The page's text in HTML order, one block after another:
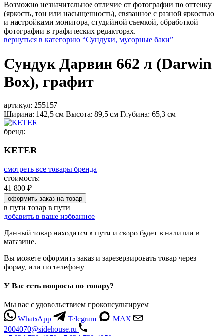
Возможно незначительное отличие от фотографии по оттенку
(яркость, тон или насыщенность), связанное с разной яркостью
и настройками монитора, студийной съемкой, обработкой
фотографии в графических редакторах.
вернуться в категорию “Сундуки, мусорные баки”
Сундук Дарвин 662 л (Darwin
Box), графит
артикул: 255157
Ширина: 142,5 см Высота: 89,5 см Глубина: 65,3 см
бренд:
KETER
смотреть все товары бренда
стоимость:
41 800 ₽
оформить заказ на товар
в пути товар в пути
добавить в ваше избранное
Данный товар находится в пути и скоро будет в наличии в
магазине.
Вы можете оформить заказ и зарезервировать товар через
форму, или по телефону.
У Вас есть вопросы по товару?
Мы вас с удовольствием проконсультируем
WhatsApp
Telegram
MAX
2004070@sidehouse.ru